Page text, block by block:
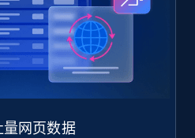
量网页数据